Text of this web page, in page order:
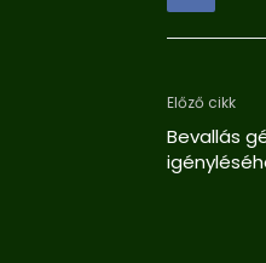
Előző cikk
Bevallás